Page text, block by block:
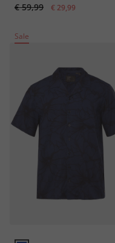
kraag, Cuba-pasvorm, tot
€ 59,99 € 29,99
Sale